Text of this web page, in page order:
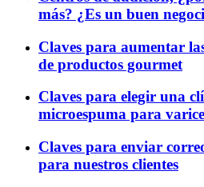
más? ¿Es un buen
Claves para aumentar
de productos gourmet
Claves para elegir una
microespuma para
Claves para enviar
para nuestros clientes